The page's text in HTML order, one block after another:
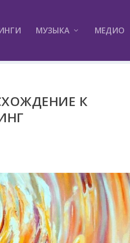
МУЗЫКА МЕДИО
К